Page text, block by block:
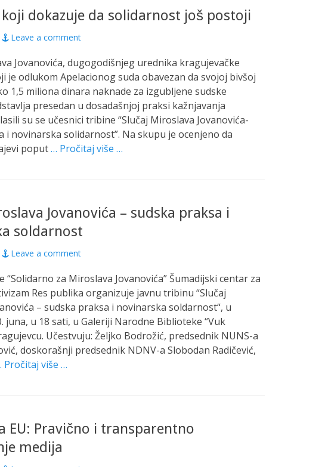
koji dokazuje da solidarnost još postoji
Leave a comment
Jovanovića, dugogodišnjeg urednika kragujevačke
je odlukom Apelacionog suda obavezan da svojoj bivšoj
1,5 miliona dinara naknade za izgubljene sudske
presedan u dosadašnjoj praksi kažnjavanja
su se učesnici tribine “Slučaj Miroslava Jovanovića-
i novinarska solidarnost”. Na skupu je ocenjeno da
poput… Pročitaj više …
Jovanovića – sudska praksa i
soldarnost
Leave a comment
“Solidarno za Miroslava Jovanovića” Šumadijski centar za
Res publika organizuje javnu tribinu “Slučaj
– sudska praksa i novinarska soldarnost“, u
juna, u 18 sati, u Galeriji Narodne Biblioteke “Vuk
Učestvuju: Željko Bodrožić, predsednik NUNS-a
doskorašnji predsednik NDNV-a Slobodan Radičević,
Pročitaj više …
EU: Pravično i transparentno
medija